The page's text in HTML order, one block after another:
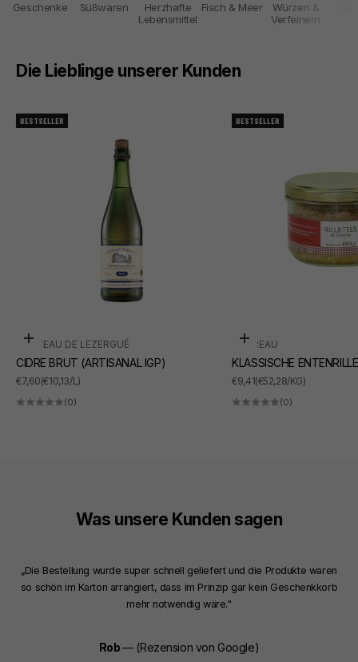
Geschenke Süßwaren
Herzhafte
Lebensmittel
Fisch & Meer
Würzen &
Verfeinern
Die Lieblinge unserer Kunden
BESTSELLER
In den Warenkorb
CHÂTEAU DE LEZERGUÉ
CIDRE BRUT (ARTISANAL IGP)
ANGEBOT
€7,60(€10,13/L)
(0)
BESTSELLER
In den Warenkorb
SUDREAU
KLASSISCHE
ANGEBOT
€9,41(€52,28/KG)
(0)
Was unsere Kunden sagen
„Die Bestellung wurde super schnell geliefert und die Produkte waren
so schön im Karton arrangiert, dass im Prinzip gar kein Geschenkkorb
mehr notwendig wäre."
Rob— (Rezension von Google)